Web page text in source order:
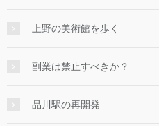
上野の美術館を歩く
副業は禁止すべきか？
品川駅の再開発